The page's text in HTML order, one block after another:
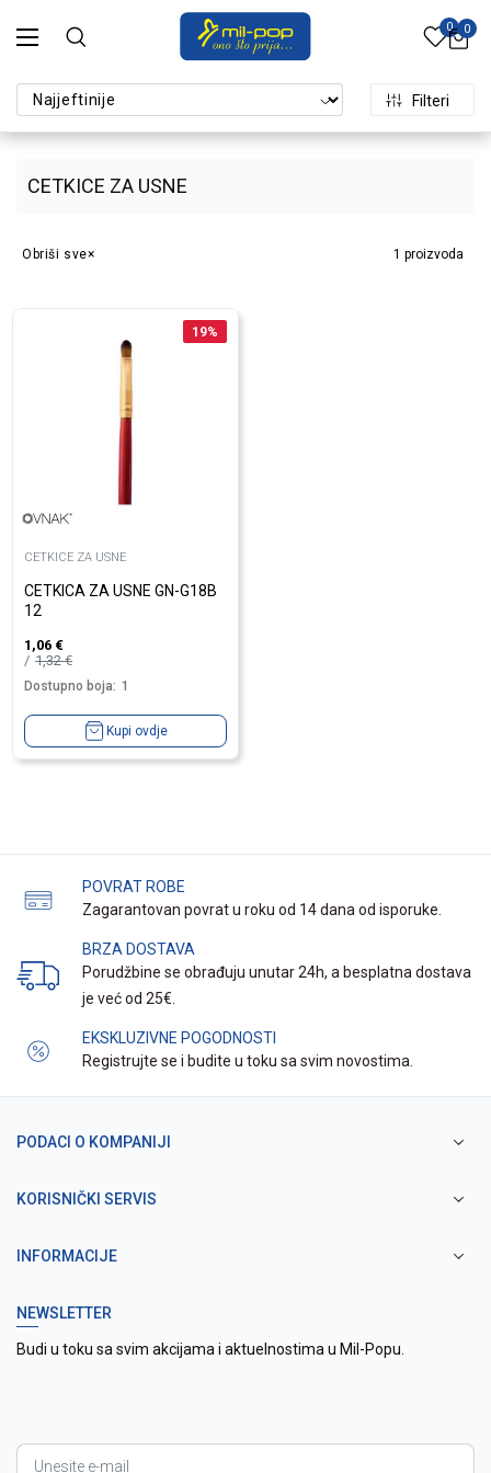
0 0
CETKICE ZA USNE
Filteri
1 proizvoda
Obriši sve
19%
CETKICE ZA USNE
CETKICA ZA USNE GN-G18B
12
1,06 €
1,32€
Dostupno boja: 1
Kupi ovdje
POVRAT ROBE
Zagarantovan povrat u roku od 14 dana od isporuke.
BRZA DOSTAVA
Porudžbine se obrađuju unutar 24h, a besplatna dostava
je već od 25€.
EKSKLUZIVNE POGODNOSTI
Registrujte se i budite u toku sa svim novostima.
PODACI O KOMPANIJI
KORISNIČKI SERVIS
INFORMACIJE
NEWSLETTER
Budi u toku sa svim akcijama i aktuelnostima u Mil-Popu.